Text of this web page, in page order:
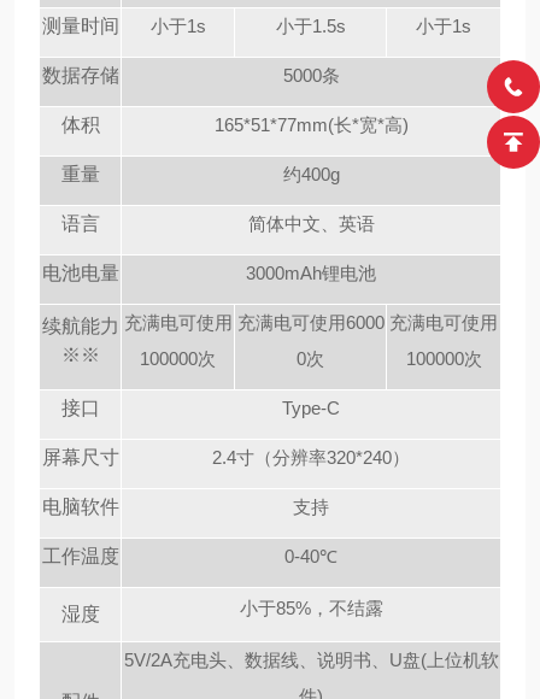
测量时间 小于1s 小于1.5s 小于1s
数据存储 5000条
体积 165*51*77mm(长*宽*高)
重量 约400g
语言 简体中文、英语
电池电量 3000mAh锂电池
续航能力
※※
充满电可使用
100000次
充满电可使用6000
0次
充满电可使用
100000次
接口 Type-C
屏幕尺寸 2.4寸（分辨率320*240）
电脑软件 支持
工作温度 0-40℃
湿度 小于85%，不结露
5V/2A充电头、数据线、说明书、U盘(上位机软